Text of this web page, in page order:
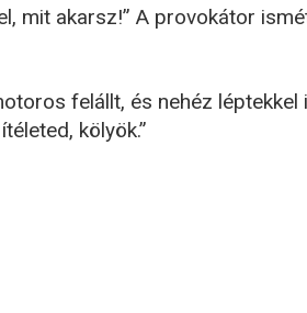
mit akarsz!” A provokátor
felállt, és nehéz léptekkel
kölyök.”